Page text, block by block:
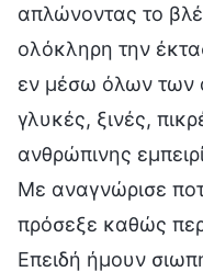
απλώνοντας το
ολόκληρη την
εν μέσω όλων των
γλυκές, ξινές,
ανθρώπινης
Με αναγνώρισε
πρόσεξε καθώς
Επειδή ήμουν